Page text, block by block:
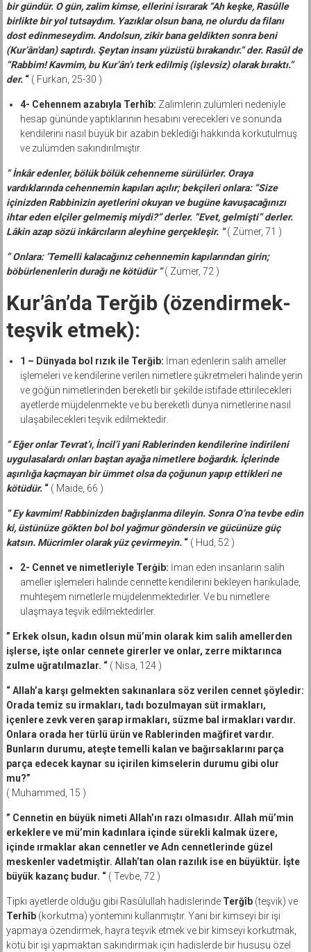
bir gündür. O gün, zalim kimse, ellerini isırarak “Ah keşke, Rasûlle
birlikte bir yol tutsaydım. Yazıklar olsun bana, ne olurdu da filanı
dost edinmeseydim. Andolsun, zikir bana geldikten sonra beni
(Kur’ân’dan) saptırdı. Şeytan insanı yüzüstü bırakandır.” der. Rasûl de
“Rabbim! Kavmim, bu Kur’ân’ı terk edilmiş (işlevsiz) olarak bıraktı.”
der.“( Furkan, 25-30 )
4- Cehennem azabıyla Terhîb: Zalimlerin zulümleri nedeniyle
hesap gününde yaptıklarının hesabını verecekleri ve sonunda
kendilerini nasıl büyük bir azabın beklediği hakkında korkutulmuş
ve zulümden sakındırılmıştır.
” İnkâr edenler, bölük bölük cehenneme sürülürler. Oraya
vardıklarında cehennemin kapıları açılır; bekçileri onlara: “Size
içinizden Rabbinizin ayetlerini okuyan ve bugüne kavuşacağınızı
ihtar eden elçiler gelmemiş miydi?” derler. “Evet, gelmişti” derler.
Lâkin azap sözü inkârcıların aleyhine gerçekleşir. “( Zümer, 71 )
” Onlara: ‘Temelli kalacağınız cehennemin kapılarından girin;
böbürlenenlerin durağı ne kötüdür ”( Zümer, 72 )
Kur’ân’da Terğib (özendirmek-
teşvik etmek):
1 – Dünyada bol rızık ile Terğib: İman edenlerin salih ameller
işlemeleri ve kendilerine verilen nimetlere şükretmeleri halinde yerin
ve göğün nimetlerinden bereketli bir şekilde istifade ettirilecekleri
ayetlerde müjdelenmekte ve bu bereketli dünya nimetlerine nasıl
ulaşabilecekleri teşvik edilmektedir.
“ Eğer onlar Tevrat’ı, İncil’i yani Rablerinden kendilerine indirileni
uygulasalardı onları baştan ayağa nimetlere boğardık. İçlerinde
aşırılığa kaçmayan bir ümmet olsa da çoğunun yapıp ettikleri ne
kötüdür. “( Maide, 66 )
“ Ey kavmim! Rabbinizden bağışlanma dileyin. Sonra O’na tevbe edin
ki, üstünüze gökten bol bol yağmur göndersin ve gücünüze güç
katsın. Mücrimler olarak yüz çevirmeyin.“( Hud, 52 )
2- Cennet ve nimetleriyle Terġib: İman eden insanların salih
ameller işlemeleri halinde cennette kendilerini bekleyen harikulade,
muhteşem nimetlerle müjdelenmektedirler. Ve bu nimetlere
ulaşmaya teşvik edilmektedirler.
” Erkek olsun, kadın olsun mü’min olarak kim salih amellerden
işlerse, işte onlar cennete girerler ve onlar, zerre miktarınca
zulme uğratılmazlar. “( Nisa, 124 )
“ Allah’a karşı gelmekten sakınanlara söz verilen cennet şöyledir:
Orada temiz su irmakları, tadı bozulmayan süt irmakları,
içenlere zevk veren şarap irmakları, süzme bal irmakları vardır.
Onlara orada her türlü ürün ve Rablerinden mağfiret vardır.
Bunların durumu, ateşte temelli kalan ve bağırsaklarını parça
parça edecek kaynar su içirilen kimselerin durumu gibi olur
mu?”
( Muhammed, 15 )
” Cennetin en büyük nimeti Allah’ın razı olmasıdır. Allah mü’min
erkeklere ve mü’min kadınlara içinde sürekli kalmak üzere,
içinde ırmaklar akan cennetler ve Adn cennetlerinde güzel
meskenler vadetmiştir. Allah’tan olan razılık ise en büyüktür. İşte
büyük kazanç budur. “( Tevbe, 72 )
Tipkı ayetlerde olduğu gibi Rasûlullah hadislerinde Terğîb(teşvik) ve
Terhîb(korkutma) yöntemini kullanmıştır. Yani bir kimseyi bir işi
yapmaya özendirmek, hayra teşvik etmek ve bir kimseyi korkutmak,
kötü bir işi yapmaktan sakındırmak için hadislerde bir hususu özel